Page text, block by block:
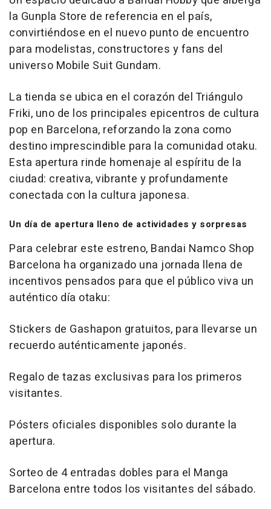
la Gunpla Store de referencia en el país,
convirtiéndose en el nuevo punto de encuentro
para modelistas, constructores y fans del
universo Mobile Suit Gundam.
La tienda se ubica en el corazón del Triángulo
Friki, uno de los principales epicentros de cultura
pop en Barcelona, reforzando la zona como
destino imprescindible para la comunidad otaku.
Esta apertura rinde homenaje al espíritu de la
ciudad: creativa, vibrante y profundamente
conectada con la cultura japonesa.
Un día de apertura lleno de actividades y sorpresas
Para celebrar este estreno, Bandai Namco Shop
Barcelona ha organizado una jornada llena de
incentivos pensados para que el público viva un
auténtico día otaku:
Stickers de Gashapon gratuitos, para llevarse un
recuerdo auténticamente japonés.
Regalo de tazas exclusivas para los primeros
visitantes.
Pósters oficiales disponibles solo durante la
apertura.
Sorteo de 4 entradas dobles para el Manga
Barcelona entre todos los visitantes del sábado.